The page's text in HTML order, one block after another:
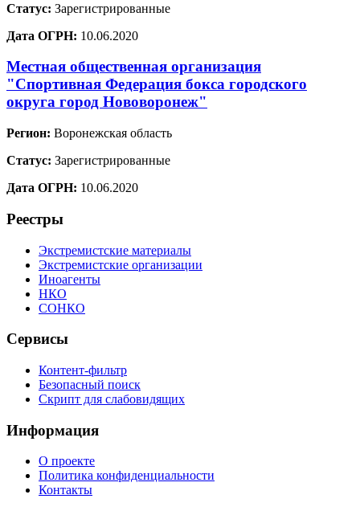
Статус: Зарегистрированные
Дата ОГРН: 10.06.2020
Местная общественная организация
"Спортивная Федерация бокса городского
округа город Нововоронеж"
Регион: Воронежская область
Статус: Зарегистрированные
Дата ОГРН: 10.06.2020
Реестры
Экстремистские материалы
Экстремистские организации
Иноагенты
НКО
СОНКО
Сервисы
Контент-фильтр
Безопасный поиск
Скрипт для слабовидящих
Информация
О проекте
Политика конфиденциальности
Контакты